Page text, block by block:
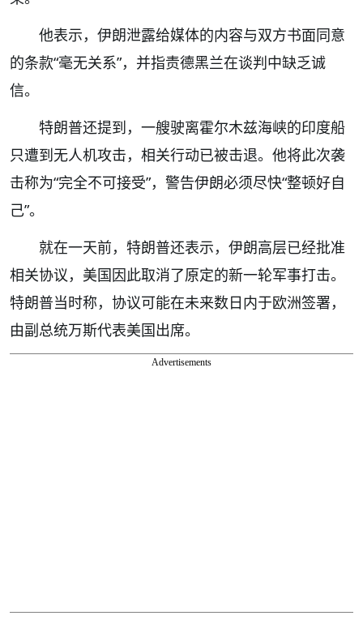
他表示，伊朗泄露给媒体的内容与双方书面同意
的条款“毫无关系”，并指责德黑兰在谈判中缺乏诚
信。
特朗普还提到，一艘驶离霍尔木兹海峡的印度船
只遭到无人机攻击，相关行动已被击退。他将此次袭
击称为“完全不可接受”，警告伊朗必须尽快“整顿好自
己”。
就在一天前，特朗普还表示，伊朗高层已经批准
相关协议，美国因此取消了原定的新一轮军事打击。
特朗普当时称，协议可能在未来数日内于欧洲签署，
由副总统万斯代表美国出席。
Advertisements